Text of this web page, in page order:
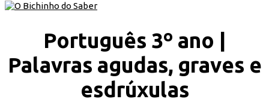
Português 3º ano |
Palavras agudas, graves e
esdrúxulas